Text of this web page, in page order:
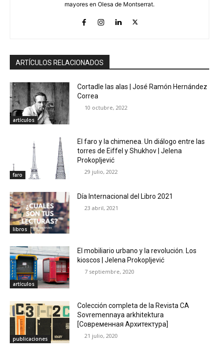
mayores en Olesa de Montserrat.
ARTÍCULOS RELACIONADOS
artículos
Cortadle las alas | José Ramón Hernández
Correa
10 octubre, 2022
faro
El faro y la chimenea. Un diálogo entre las
torres de Eiffel y Shukhov | Jelena
Prokopljević
29 julio, 2022
libros
Día Internacional del Libro 2021
23 abril, 2021
artículos
El mobiliario urbano y la revolución. Los
kioscos | Jelena Prokopljević
7 septiembre, 2020
publicaciones
Colección completa de la Revista CA
Sovremennaya arkhitektura
[Современная Aрхитектура]
21 julio, 2020